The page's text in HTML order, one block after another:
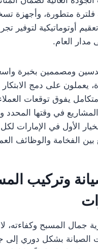
متطورة، وأجهزة
أوتوماتيكية لتوفير
مدار العام.
ومصممين بخبرة
يعملون على دمج
يفوق توقعات
المشاريع في وقتها المحدد
الأول في الإمارات
الفخامة والوظائف
وتركيب
جمال المسبح وكفاءته،
الصيانة بشكل دوري إلى